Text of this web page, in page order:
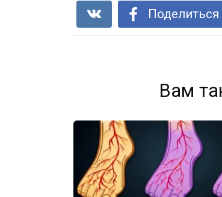
Поделиться
Вам